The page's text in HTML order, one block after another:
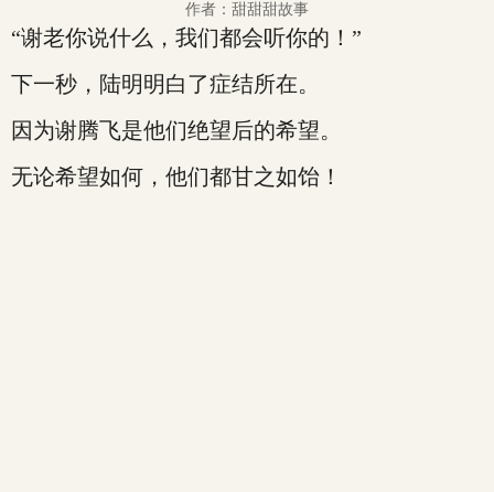
作者：甜甜甜故事
“谢老你说什么，我们都会听你的！”
下一秒，陆明明白了症结所在。
因为谢腾飞是他们绝望后的希望。
无论希望如何，他们都甘之如饴！